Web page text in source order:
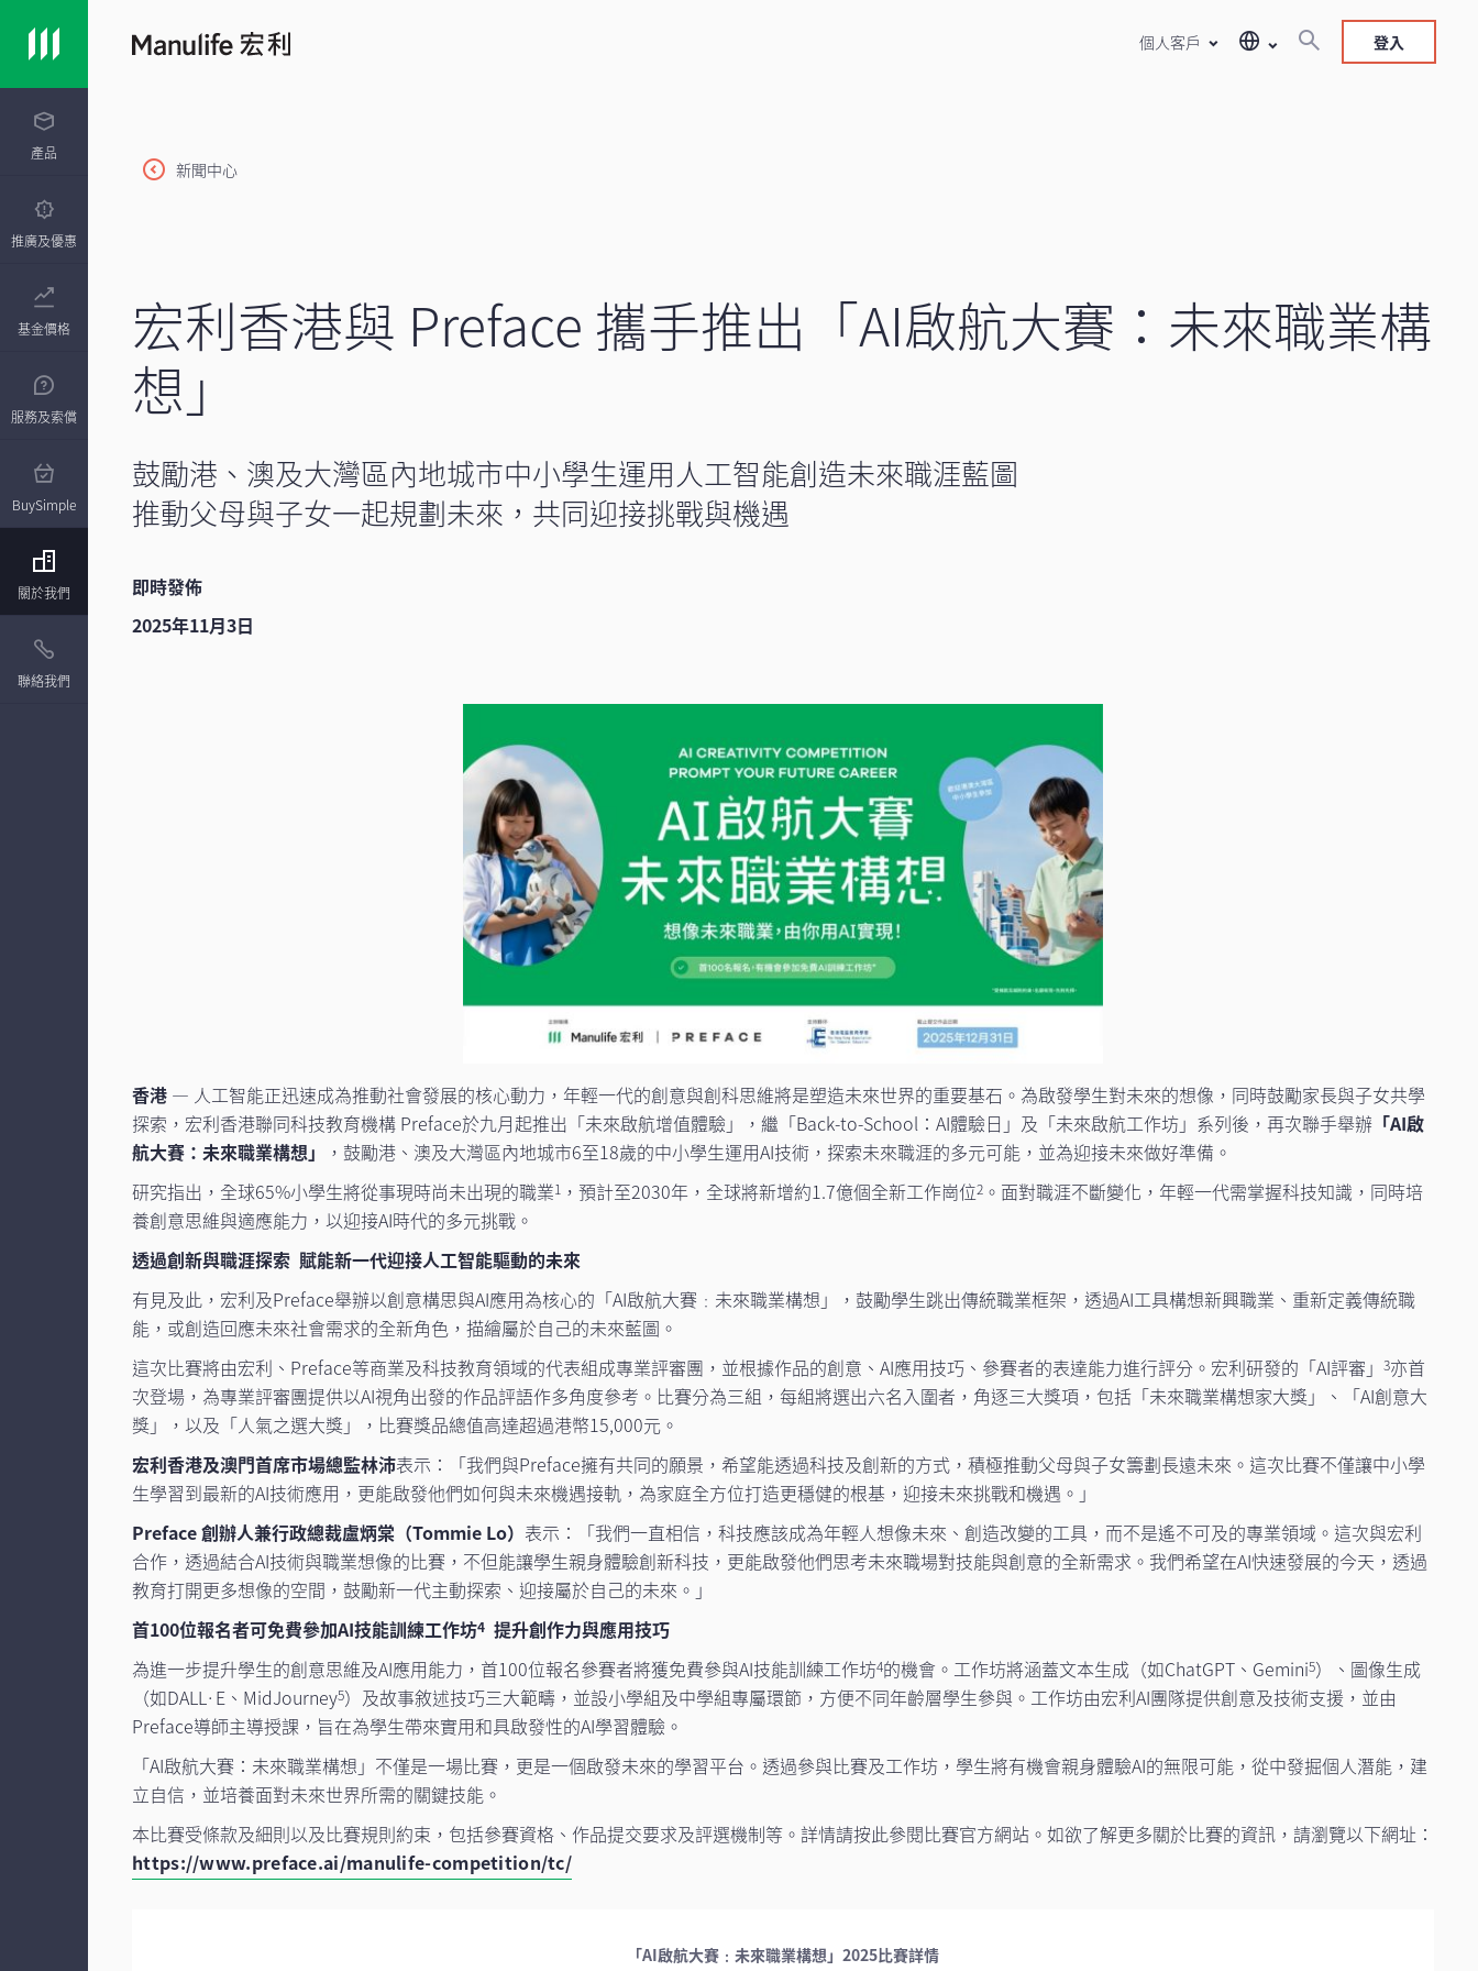
產品
推廣及優惠
基金價格
服務及索償
BuySimple
關於我們
聯絡我們
個人客戶 登入
新聞中心
宏利香港與 Preface 攜手推出「AI啟航大賽：未來職業構
想」
鼓勵港、澳及大灣區內地城市中小學生運用人工智能創造未來職涯藍圖
推動父母與子女一起規劃未來，共同迎接挑戰與機遇
即時發佈
2025年11月3日
香港 — 人工智能正迅速成為推動社會發展的核心動力，年輕一代的創意與創科思維將是塑造未來世界的重要基石。為啟發學生對未來的想像，同時鼓勵家長與子女共學
探索，宏利香港聯同科技教育機構 Preface於九月起推出「未來啟航增值體驗」，繼「Back-to-School：AI體驗日」及「未來啟航工作坊」系列後，再次聯手舉辦 「AI啟
航大賽：未來職業構想」
，鼓勵港、澳及大灣區內地城市6至18歲的中小學生運用AI技術，探索未來職涯的多元可能，並為迎接未來做好準備。
研究指出，全球65%小學生將從事現時尚未出現的職業1 ，預計至2030年，全球將新增約1.7億個全新工作崗位2 。面對職涯不斷變化，年輕一代需掌握科技知識，同時培
養創意思維與適應能力，以迎接AI時代的多元挑戰。
透過創新與職涯探索 賦能新一代迎接人工智能驅動的未來
有見及此，宏利及Preface舉辦以創意構思與AI應用為核心的「AI啟航大賽﹕未來職業構想」，鼓勵學生跳出傳統職業框架，透過AI工具構想新興職業、重新定義傳統職
能，或創造回應未來社會需求的全新角色，描繪屬於自己的未來藍圖。
這次比賽將由宏利、Preface等商業及科技教育領域的代表組成專業評審團，並根據作品的創意、AI應用技巧、參賽者的表達能力進行評分。宏利研發的「AI評審」 3亦首
次登場，為專業評審團提供以AI視角出發的作品評語作多角度參考。比賽分為三組，每組將選出六名入圍者，角逐三大獎項，包括「未來職業構想家大獎」、「AI創意大
獎」，以及「人氣之選大獎」，比賽獎品總值高達超過港幣15,000元。
宏利香港及澳門首席市場總監林沛表示：「我們與Preface擁有共同的願景，希望能透過科技及創新的方式，積極推動父母與子女籌劃長遠未來。這次比賽不僅讓中小學
生學習到最新的AI技術應用，更能啟發他們如何與未來機遇接軌，為家庭全方位打造更穩健的根基，迎接未來挑戰和機遇。」
Preface 創辦人兼行政總裁盧炳棠（Tommie Lo） 表示：「我們一直相信，科技應該成為年輕人想像未來、創造改變的工具，而不是遙不可及的專業領域。這次與宏利
合作，透過結合AI技術與職業想像的比賽，不但能讓學生親身體驗創新科技，更能啟發他們思考未來職場對技能與創意的全新需求。我們希望在AI快速發展的今天，透過
教育打開更多想像的空間，鼓勵新一代主動探索、迎接屬於自己的未來。」
首100位報名者可免費參加AI技能訓練工作坊4 提升創作力與應用技巧
為進一步提升學生的創意思維及AI應用能力，首100位報名參賽者將獲免費參與AI技能訓練工作坊4的機會。工作坊將涵蓋文本生成（如ChatGPT、Gemini5）、圖像生成
（如DALL·E、MidJourney5）及故事敘述技巧三大範疇，並設小學組及中學組專屬環節，方便不同年齡層學生參與。工作坊由宏利AI團隊提供創意及技術支援，並由
Preface導師主導授課，旨在為學生帶來實用和具啟發性的AI學習體驗。
「AI啟航大賽：未來職業構想」不僅是一場比賽，更是一個啟發未來的學習平台。透過參與比賽及工作坊，學生將有機會親身體驗AI的無限可能，從中發掘個人潛能，建
立自信，並培養面對未來世界所需的關鍵技能。
本比賽受條款及細則以及比賽規則約束，包括參賽資格、作品提交要求及評選機制等。詳情請按此參閱比賽官方網站。如欲了解更多關於比賽的資訊，請瀏覽以下網址：
https://www.preface.ai/manulife-competition/tc/
「AI啟航大賽﹕未來職業構想」2025比賽詳情